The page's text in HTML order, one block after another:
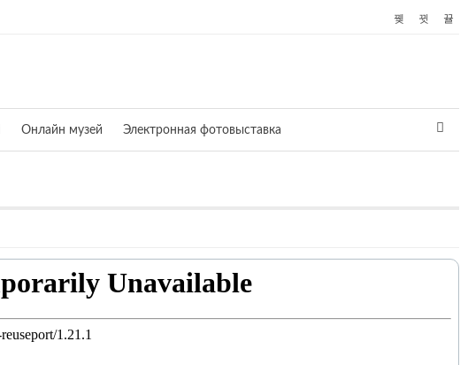
Онлайн музей Электронная фотовыставка